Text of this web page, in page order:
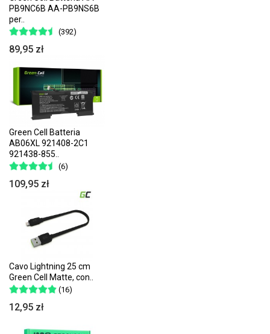
PB9NC6B AA-PB9NS6B
per..
(392)
89,95 zł
Green Cell Batteria
AB06XL 921408-2C1
921438-855..
(6)
109,95 zł
Cavo Lightning 25 cm
Green Cell Matte, con..
(16)
12,95 zł